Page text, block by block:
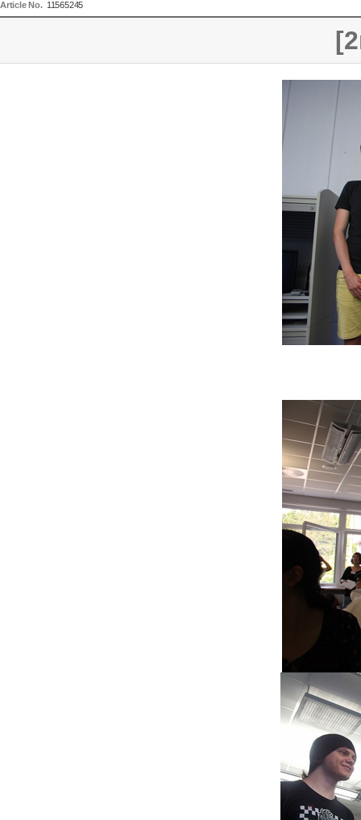
Article No. 11565245